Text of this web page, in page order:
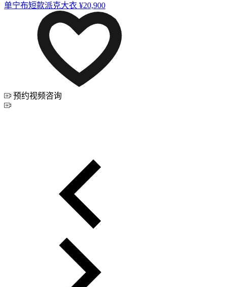
单宁布短款派克大衣 ¥20,900
预约视频咨询